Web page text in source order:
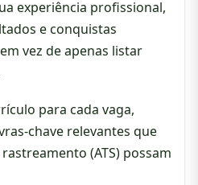
experiência profissional,
e conquistas
vez de apenas listar
para cada vaga,
chave relevantes que
(ATS) possam